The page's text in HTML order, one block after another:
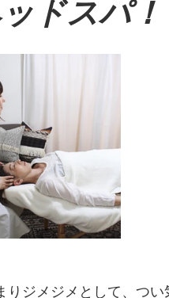
ドスパ！
りジメジメとして、つい